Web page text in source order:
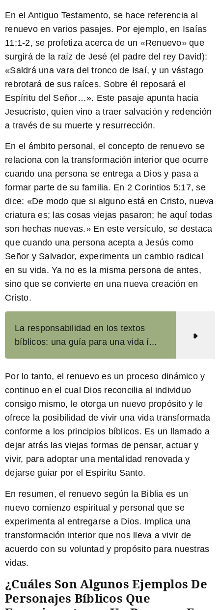
En el Antiguo Testamento, se hace referencia al
renuevo en varios pasajes. Por ejemplo, en Isaías
11:1-2, se profetiza acerca de un «Renuevo» que
surgirá de la raíz de Jesé (el padre del rey David):
«Saldrá una vara del tronco de Isaí, y un vástago
rebrotará de sus raíces. Sobre él reposará el
Espíritu del Señor…». Este pasaje apunta hacia
Jesucristo, quien vino a traer salvación y redención
a través de su muerte y resurrección.
En el ámbito personal, el concepto de renuevo se
relaciona con la transformación interior que ocurre
cuando una persona se entrega a Dios y pasa a
formar parte de su familia. En 2 Corintios 5:17, se
dice: «De modo que si alguno está en Cristo, nueva
criatura es; las cosas viejas pasaron; he aquí todas
son hechas nuevas.» En este versículo, se destaca
que cuando una persona acepta a Jesús como
Señor y Salvador, experimenta un cambio radical
en su vida. Ya no es la misma persona de antes,
sino que se convierte en una nueva creación en
Cristo.
La responsabilidad en los textos
bíblicos: una guía para una vida í...
Por lo tanto, el renuevo es un proceso dinámico y
continuo en el cual Dios reconcilia al individuo
consigo mismo, le otorga un nuevo propósito y le
ofrece la posibilidad de vivir una vida transformada
conforme a los principios bíblicos. Es un llamado a
dejar atrás las viejas formas de pensar, actuar y
vivir, para adoptar una mentalidad renovada y
dejarse guiar por el Espíritu Santo.
En resumen, el renuevo según la Biblia es un
nuevo comienzo espiritual y personal que se
experimenta al entregarse a Dios. Implica una
transformación interior que nos lleva a vivir de
acuerdo con su voluntad y propósito para nuestras
vidas.
¿Cuáles Son Algunos Ejemplos De
Personajes Bíblicos Que